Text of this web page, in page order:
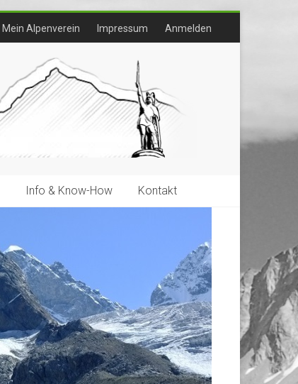
Mein Alpenverein Impressum Anmelden
Info & Know-How Kontakt